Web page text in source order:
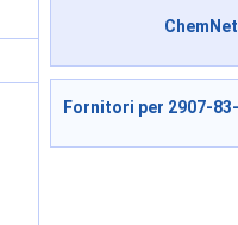
ChemNet
Fornitori per 2907-